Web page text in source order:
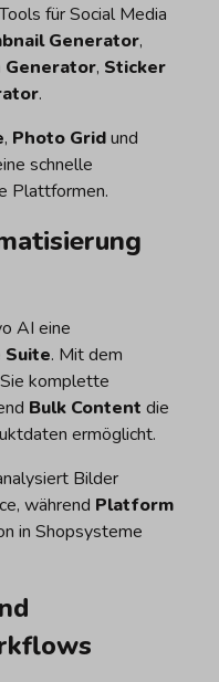
für Social Media
Generator,
Generator, Sticker
.
, Photo Gridund
schnelle
Plattformen.
AI eine
Suite. Mit dem
komplette
Bulk Content die
ermöglicht.
Bilder
während Platform
in Shopsysteme